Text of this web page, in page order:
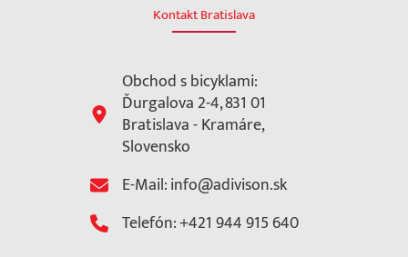
Kontakt Bratislava
Obchod s bicyklami:
Ďurgalova 2-4, 831 01
Bratislava - Kramáre,
Slovensko
E-Mail: info@adivison.sk
Telefón: +421 944 915 640